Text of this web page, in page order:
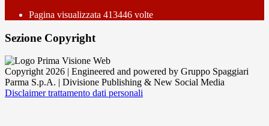
Pagina visualizzata 413446 volte
Sezione Copyright
Copyright 2026 | Engineered and powered by Gruppo Spaggiari
Parma S.p.A. | Divisione Publishing & New Social Media
Disclaimer trattamento dati personali